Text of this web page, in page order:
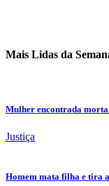
Mais Lidas da
Mulher encontrada
Justiça
Homem mata filha e tira